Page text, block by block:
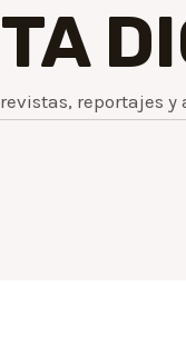
reportajes y